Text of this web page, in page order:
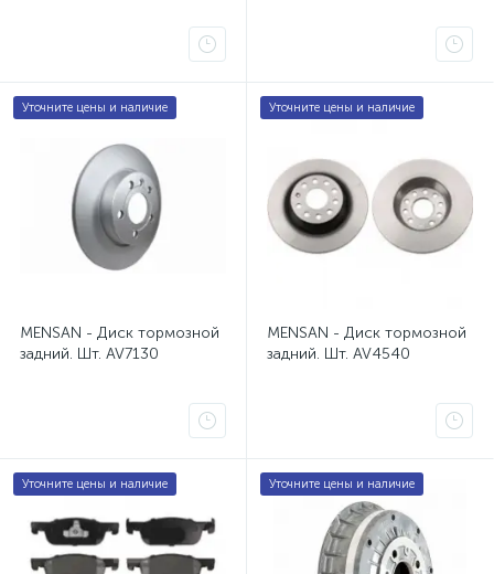
Уточните цены и наличие
MENSAN - Диск тормозной
задний. Шт. AV7130
Уточните цены и наличие
MENSAN - Диск тормозной
задний. Шт. AV4540
Уточните цены и наличие Уточните цены и наличие